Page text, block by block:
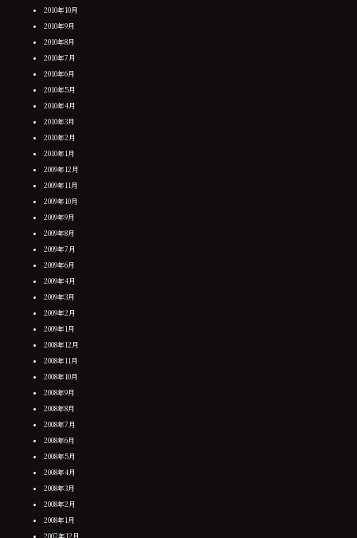
2010年10月
2010年9月
2010年8月
2010年7月
2010年6月
2010年5月
2010年4月
2010年3月
2010年2月
2010年1月
2009年12月
2009年11月
2009年10月
2009年9月
2009年8月
2009年7月
2009年6月
2009年4月
2009年3月
2009年2月
2009年1月
2008年12月
2008年11月
2008年10月
2008年9月
2008年8月
2008年7月
2008年6月
2008年5月
2008年4月
2008年3月
2008年2月
2008年1月